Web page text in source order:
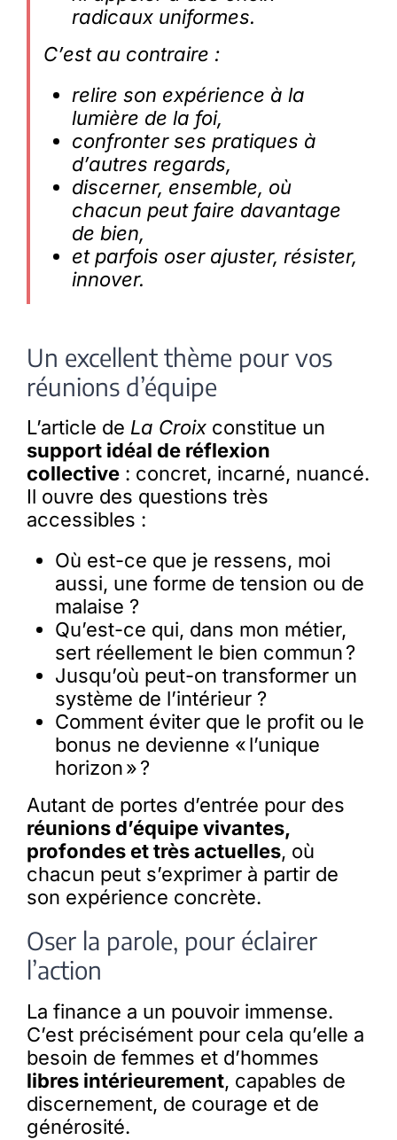
radicaux uniformes.
C’est au contraire :
relire son expérience à la
lumière de la foi,
confronter ses pratiques à
d’autres regards,
discerner, ensemble, où
chacun peut faire davantage
de bien,
et parfois oser ajuster, résister,
innover.
Un excellent thème pour vos
réunions d’équipe
L’article de La Croixconstitue un
support idéal de réflexion
collective: concret, incarné, nuancé.
Il ouvre des questions très
accessibles :
Où est-ce que je ressens, moi
aussi, une forme de tension ou de
malaise ?
Qu’est-ce qui, dans mon métier,
sert réellement le bien commun ?
Jusqu’où peut-on transformer un
système de l’intérieur ?
Comment éviter que le profit ou le
bonus ne devienne « l’unique
horizon » ?
Autant de portes d’entrée pour des
réunions d’équipe vivantes,
profondes et très actuelles, où
chacun peut s’exprimer à partir de
son expérience concrète.
Oser la parole, pour éclairer
l’action
La finance a un pouvoir immense.
C’est précisément pour cela qu’elle a
besoin de femmes et d’hommes
libres intérieurement, capables de
discernement, de courage et de
générosité.